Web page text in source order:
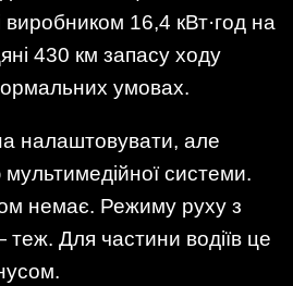
16,4 кВт·год на
430 км запасу ходу
умовах.
налаштовувати, але
системи.
немає. Режиму руху з
Для частини водіїв це